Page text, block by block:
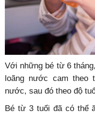
Với những bé từ 6
loãng nước cam theo
nước, sau đó theo độ
Bé từ 3 tuổi đã có thể